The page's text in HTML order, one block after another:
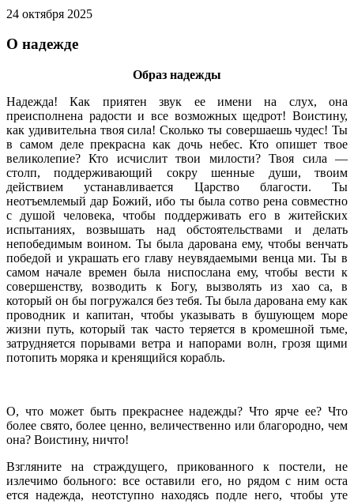
24 октября 2025
О надежде
Образ надежды
Надежда! Как приятен звук ее имени на слух, она
преисполнена радости и все возможных щедрот! Воистину,
как удивительна твоя сила! Сколько ты совершаешь чудес! Ты
в самом деле прекрасна как дочь небес. Кто опишет твое
великолепие? Кто исчислит твои милости? Твоя сила —
столп, поддерживающий сокру шенные души, твоим
действием устанавливается Царство благости. Ты
неотъемлемый дар Божий, ибо ты была сотво рена совместно
с душой человека, чтобы поддерживать его в житейских
испытаниях, возвышать над обстоятельствами и делать
непобедимым воином. Ты была дарована ему, чтобы венчать
победой и украшать его главу неувядаемыми венца ми. Ты в
самом начале времен была ниспослана ему, чтобы вести к
совершенству, возводить к Богу, вызволять из хао са, в
который он бы погружался без тебя. Ты была дарована ему как
проводник и капитан, чтобы указывать в бушующем море
жизни путь, который так часто теряется в кромешной тьме,
затрудняется порывами ветра и напорами волн, грозя щими
потопить моряка и кренящийся корабль.
О, что может быть прекраснее надежды? Что ярче ее? Что
более свято, более ценно, величественно или благородно, чем
она? Воистину, ничто!
Взгляните на страждущего, прикованного к постели, не
излечимо больного: все оставили его, но рядом с ним оста
ется надежда, неотступно находясь подле него, чтобы уте